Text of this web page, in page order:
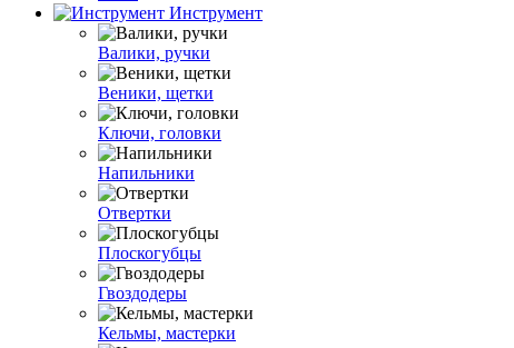
Инструмент
Валики, ручки
Веники, щетки
Ключи, головки
Напильники
Отвертки
Плоскогубцы
Гвоздодеры
Кельмы, мастерки